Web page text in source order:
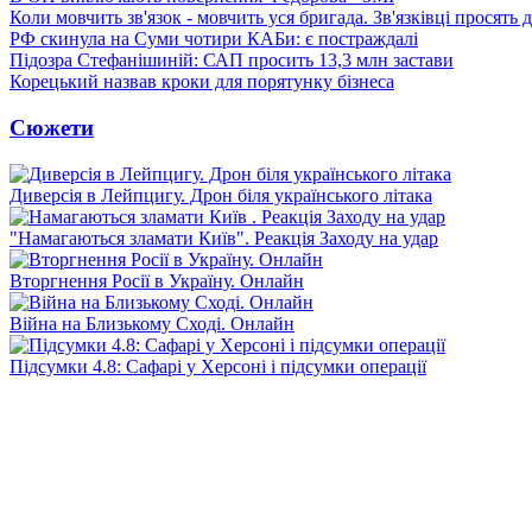
Коли мовчить зв'язок - мовчить уся бригада. Зв'язківці просять
РФ скинула на Суми чотири КАБи: є постраждалі
Підозра Стефанішиній: САП просить 13,3 млн застави
Корецький назвав кроки для порятунку бізнеса
Сюжети
Диверсія в Лейпцигу. Дрон біля українського літака
"Намагаються зламати Київ". Реакція Заходу на удар
Вторгнення Росії в Україну. Онлайн
Війна на Близькому Сході. Онлайн
Підсумки 4.8: Сафарі у Херсоні і підсумки операції